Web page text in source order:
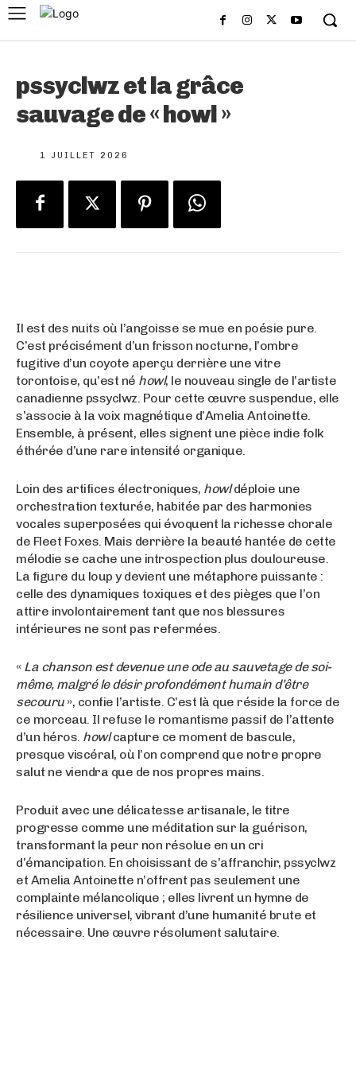
pssyclwz et la grâce
sauvage de « howl »
1 JUILLET 2026
Il est des nuits où l’angoisse se mue en poésie pure.
C’est précisément d’un frisson nocturne, l’ombre
fugitive d’un coyote aperçu derrière une vitre
torontoise, qu’est né howl, le nouveau single de l’artiste
canadienne pssyclwz. Pour cette œuvre suspendue, elle
s’associe à la voix magnétique d’Amelia Antoinette.
Ensemble, à présent, elles signent une pièce indie folk
éthérée d’une rare intensité organique.
Loin des artifices électroniques, howldéploie une
orchestration texturée, habitée par des harmonies
vocales superposées qui évoquent la richesse chorale
de Fleet Foxes. Mais derrière la beauté hantée de cette
mélodie se cache une introspection plus douloureuse.
La figure du loup y devient une métaphore puissante :
celle des dynamiques toxiques et des pièges que l’on
attire involontairement tant que nos blessures
intérieures ne sont pas refermées.
« La chanson est devenue une ode au sauvetage de soi-
même, malgré le désir profondément humain d’être
secouru», confie l’artiste. C’est là que réside la force de
ce morceau. Il refuse le romantisme passif de l’attente
d’un héros. howlcapture ce moment de bascule,
presque viscéral, où l’on comprend que notre propre
salut ne viendra que de nos propres mains.
Produit avec une délicatesse artisanale, le titre
progresse comme une méditation sur la guérison,
transformant la peur non résolue en un cri
d’émancipation. En choisissant de s’affranchir, pssyclwz
et Amelia Antoinette n’offrent pas seulement une
complainte mélancolique ; elles livrent un hymne de
résilience universel, vibrant d’une humanité brute et
nécessaire. Une œuvre résolument salutaire.